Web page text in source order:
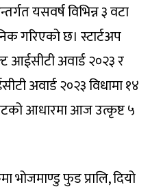
यसवर्ष विभिन्न ३ वटा
गरिएको छ। स्टार्टअप
आईसीटी अवार्ड २०२३ र
अवार्ड २०२३ विधामा १४
आधारमा आज उत्कृष्ट ५
भोजमाण्डु फुड प्रालि, दियो